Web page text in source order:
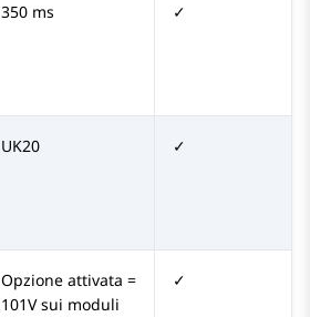
350 ms ✓
UK20 ✓
Opzione attivata =
101V sui moduli
✓